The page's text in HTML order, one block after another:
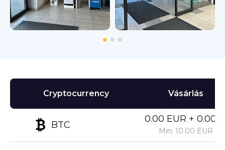
Cryptocurrency
BTC
Vásárlás
0.00 EUR +
Min: 10.00 EUR